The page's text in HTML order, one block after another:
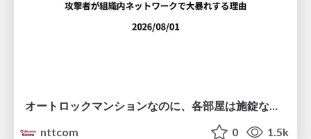
オートロックマンションなのに、各部屋は施錠なし！？ 攻撃者が組織内ネットワークで大暴れする理由 / The Front Door Is Locked, but the Rooms Are Wide Open: Why Attackers Move Freely Inside Enterprise Networks
nttcom
0 1.5k